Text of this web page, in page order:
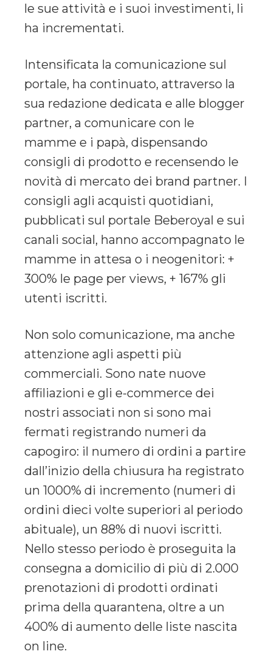
le sue attività e i suoi investimenti, li
ha incrementati.
Intensificata la comunicazione sul
portale, ha continuato, attraverso la
sua redazione dedicata e alle blogger
partner, a comunicare con le
mamme e i papà, dispensando
consigli di prodotto e recensendo le
novità di mercato dei brand partner. I
consigli agli acquisti quotidiani,
pubblicati sul portale Beberoyal e sui
canali social, hanno accompagnato le
mamme in attesa o i neogenitori: +
300% le page per views, + 167% gli
utenti iscritti.
Non solo comunicazione, ma anche
attenzione agli aspetti più
commerciali. Sono nate nuove
affiliazioni e gli e-commerce dei
nostri associati non si sono mai
fermati registrando numeri da
capogiro: il numero di ordini a partire
dall’inizio della chiusura ha registrato
un 1000% di incremento (numeri di
ordini dieci volte superiori al periodo
abituale), un 88% di nuovi iscritti.
Nello stesso periodo è proseguita la
consegna a domicilio di più di 2.000
prenotazioni di prodotti ordinati
prima della quarantena, oltre a un
400% di aumento delle liste nascita
on line.